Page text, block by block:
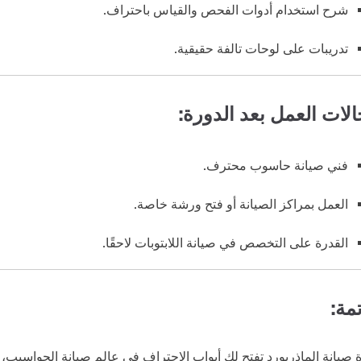
شرح استخدام أدوات الفحص والقياس باحتراف.
تدريبات على لوحات تالفة حقيقية.
العمل بعد الدورة:
فني صيانة حاسوب محترف.
العمل بمراكز الصيانة أو فتح ورشة خاصة.
القدرة على التخصص في صيانة اللابتوبات لاحقًا.
صيانة الماذربورد تفتح لك أبواب الاحتراف في عالم صيانة الحواسيب،